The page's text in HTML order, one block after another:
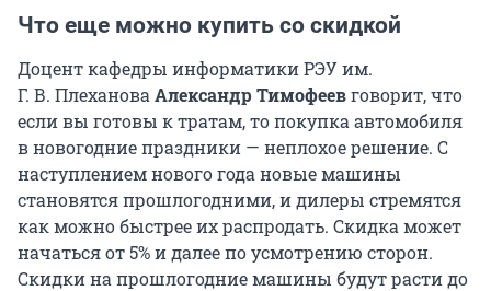
Что еще можно купить со скидкой
Доцент кафедры информатики РЭУ им.
Г. В. Плеханова Александр Тимофеевговорит, что
если вы готовы к тратам, то покупка автомобиля
в новогодние праздники — неплохое решение. С
наступлением нового года новые машины
становятся прошлогодними, и дилеры стремятся
как можно быстрее их распродать. Скидка может
начаться от 5% и далее по усмотрению сторон.
Скидки на прошлогодние машины будут расти до